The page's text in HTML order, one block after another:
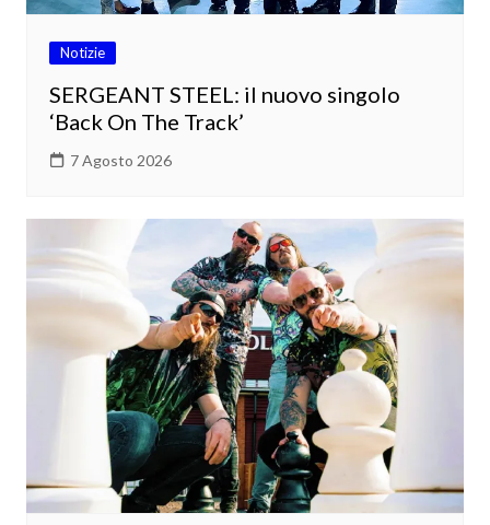
Notizie
SERGEANT STEEL: il nuovo singolo
‘Back On The Track’
7 Agosto 2026